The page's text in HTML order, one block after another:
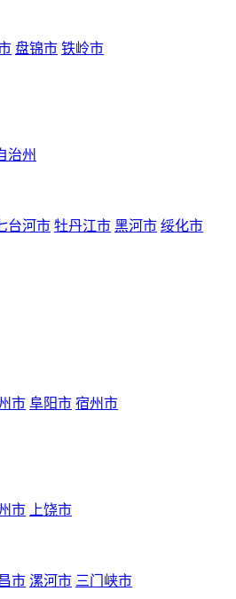
盘锦市 铁岭市
治州
台河市 牡丹江市 黑河市 绥化市
市 阜阳市 宿州市
市 上饶市
市 漯河市 三门峡市